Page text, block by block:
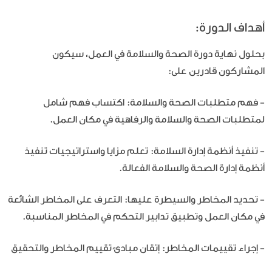
أهداف الدورة:
بحلول نهاية دورة الصحة والسلامة في العمل، سيكون
المشاركون قادرين على:
- فهم متطلبات الصحة والسلامة: اكتساب فهم شامل
لمتطلبات الصحة والسلامة والرفاهية في مكان العمل.
- تنفيذ أنظمة إدارة السلامة: تعلم مزايا واستراتيجيات تنفيذ
أنظمة إدارة الصحة والسلامة الفعالة.
- تحديد المخاطر والسيطرة عليها: التعرف على المخاطر الشائعة
في مكان العمل وتطبيق تدابير التحكم في المخاطر المناسبة.
- إجراء تقييمات المخاطر: إتقان مبادئ تقييم المخاطر والتحقيق